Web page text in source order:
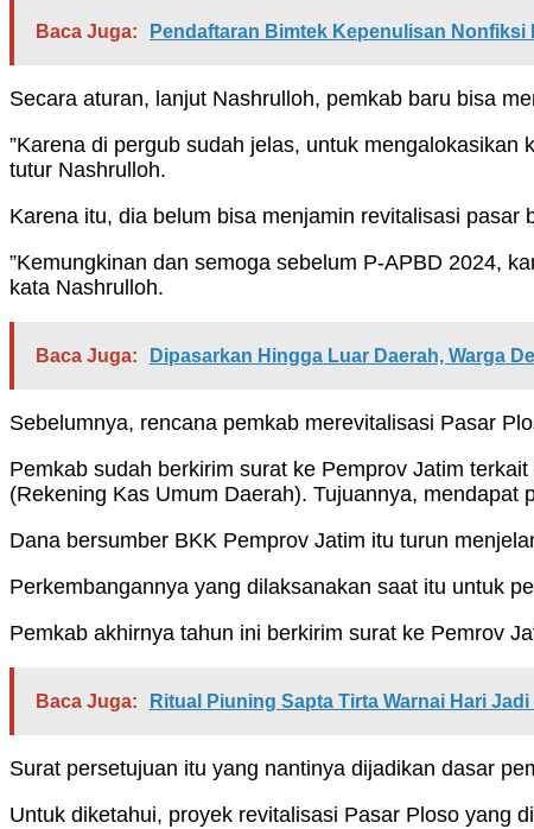
Baca Juga: Pendaftaran Bimtek Kepenulisan
Secara aturan, lanjut Nashrulloh, pemkab baru bisa
”Karena di pergub sudah jelas, untuk
tutur Nashrulloh.
Karena itu, dia belum bisa menjamin revitalisasi pasar
”Kemungkinan dan semoga sebelum P-APBD 2024,
kata Nashrulloh.
Baca Juga: Dipasarkan Hingga Luar Daerah, Warga
Sebelumnya, rencana pemkab merevitalisasi Pasar
Pemkab sudah berkirim surat ke Pemprov Jatim
(Rekening Kas Umum Daerah). Tujuannya, mendapat
Dana bersumber BKK Pemprov Jatim itu turun
Perkembangannya yang dilaksanakan saat itu untuk
Pemkab akhirnya tahun ini berkirim surat ke Pemrov
Baca Juga: Ritual Piuning Sapta Tirta Warnai Hari
Surat persetujuan itu yang nantinya dijadikan dasar
Untuk diketahui, proyek revitalisasi Pasar Ploso yang